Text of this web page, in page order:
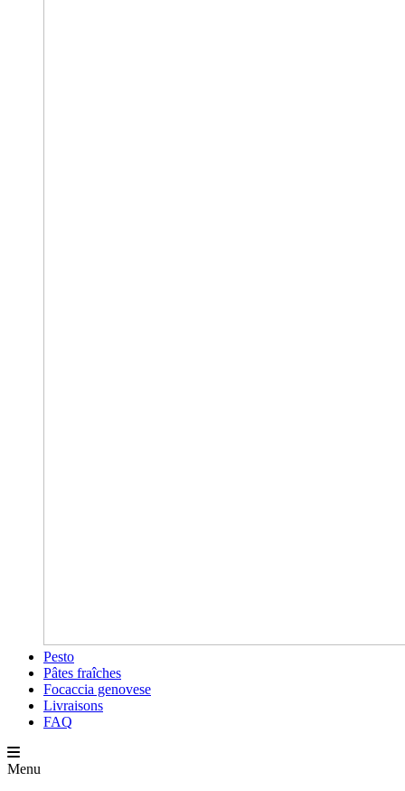
Pesto
Pâtes fraîches
Focaccia genovese
Livraisons
FAQ
Menu